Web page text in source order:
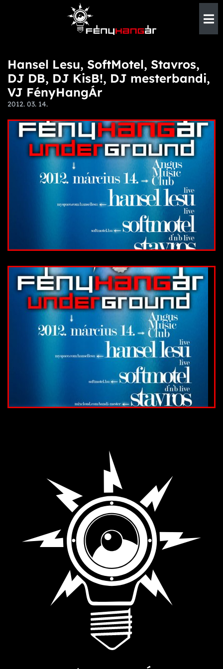
Hansel Lesu, SoftMotel, Stavros,
DJ DB, DJ KisB!, DJ mesterbandi,
VJ FényHangÁr
2012. 03. 14.